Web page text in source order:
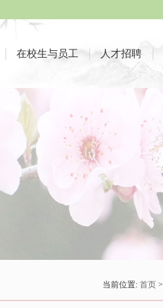
在校生与员工 人才招聘
当前位置: 首页>